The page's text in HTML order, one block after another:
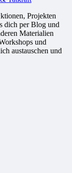
Projekten
dich per Blog und
Materialien
und
austauschen und